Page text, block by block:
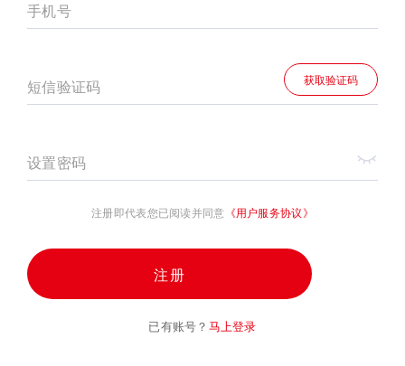
手机号
短信验证码 获取验证码
设置密码
注册即代表您已阅读并同意 《用户服务协议》
注册
已有账号？ 马上登录